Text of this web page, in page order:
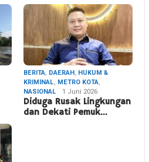
BERITA, DAERAH, HUKUM &
KRIMINAL, METRO KOTA,
NASIONAL
1 Juni 2026
Diduga Rusak Lingkungan
dan Dekati Pemuk…